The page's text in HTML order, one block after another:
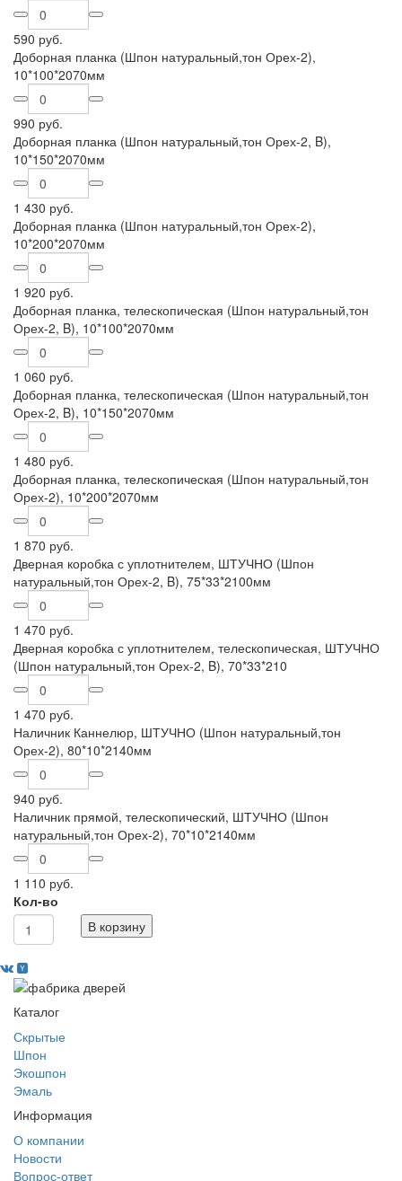
590 руб.
Доборная планка (Шпон натуральный,тон Орех-2),
10*100*2070мм
990 руб.
Доборная планка (Шпон натуральный,тон Орех-2, B),
10*150*2070мм
1 430 руб.
Доборная планка (Шпон натуральный,тон Орех-2),
10*200*2070мм
1 920 руб.
Доборная планка, телескопическая (Шпон натуральный,тон
Орех-2, B), 10*100*2070мм
1 060 руб.
Доборная планка, телескопическая (Шпон натуральный,тон
Орех-2, B), 10*150*2070мм
1 480 руб.
Доборная планка, телескопическая (Шпон натуральный,тон
Орех-2), 10*200*2070мм
1 870 руб.
Дверная коробка с уплотнителем, ШТУЧНО (Шпон
натуральный,тон Орех-2, B), 75*33*2100мм
1 470 руб.
Дверная коробка с уплотнителем, телескопическая, ШТУЧНО
(Шпон натуральный,тон Орех-2, B), 70*33*210
1 470 руб.
Наличник Каннелюр, ШТУЧНО (Шпон натуральный,тон
Орех-2), 80*10*2140мм
940 руб.
Наличник прямой, телескопический, ШТУЧНО (Шпон
натуральный,тон Орех-2), 70*10*2140мм
1 110 руб.
Кол-во
В корзину
Каталог
Скрытые
Шпон
Экошпон
Эмаль
Информация
О компании
Новости
Вопрос-ответ